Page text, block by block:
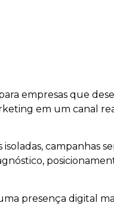
empresas que
em um canal
campanhas
presença digital